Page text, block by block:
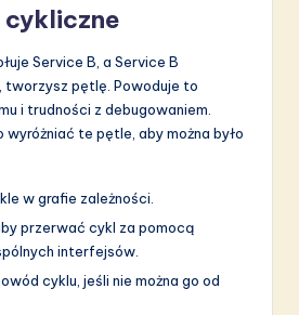
Service B, a Service B
tworzysz pętlę. Powoduje to
i trudności z debugowaniem.
wyróżniać te pętle, aby można było
w grafie zależności.
przerwać cykl za pomocą
interfejsów.
cyklu, jeśli nie można go od